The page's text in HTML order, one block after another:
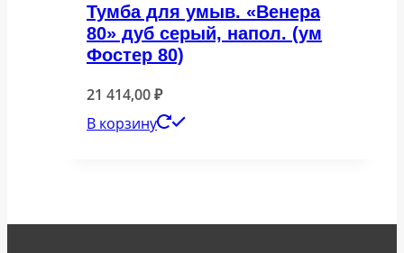
Тумба для умыв. «Венера
80» дуб серый, напол. (ум
Фостер 80)
21 414,00₽
В корзину